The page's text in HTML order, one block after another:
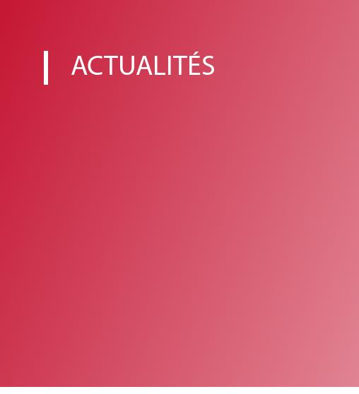
ACTUALITÉS